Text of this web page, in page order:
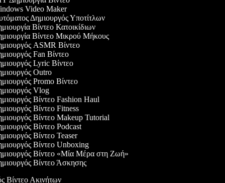
Video Maker
Δημιουργός Υποτίτλων
Βίντεο Κατοικίδιων
Βίντεο Μικρού Μήκους
ASMR Βίντεο
Fan Βίντεο
Lyric Βίντεο
Outro
Promo Βίντεο
Vlog
Βίντεο Fashion Haul
Βίντεο Fitness
Βίντεο Makeup Tutorial
Βίντεο Podcast
Βίντεο Teaser
Βίντεο Unboxing
Βίντεο «Μία Μέρα στη Ζωή»
Βίντεο Άσκησης
Βίντεο Ακινήτων